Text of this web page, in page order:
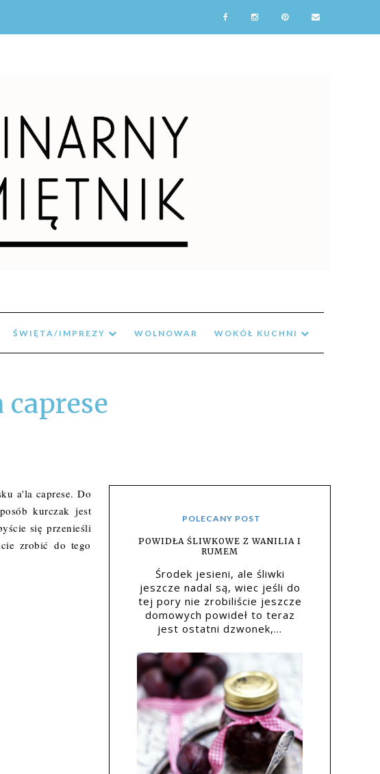
ŚWIĘTA/IMPREZY WOLNOWAR WOKÓŁ KUCHNI
a'la caprese. Do
kurczak jest
się przenieśli
zrobić do tego
POLECANY POST
POWIDŁA ŚLIWKOWE Z WANILIA I
RUMEM
Środek jesieni, ale śliwki
jeszcze nadal są, wiec jeśli do
tej pory nie zrobiliście jeszcze
domowych powideł to teraz
jest ostatni dzwonek,...